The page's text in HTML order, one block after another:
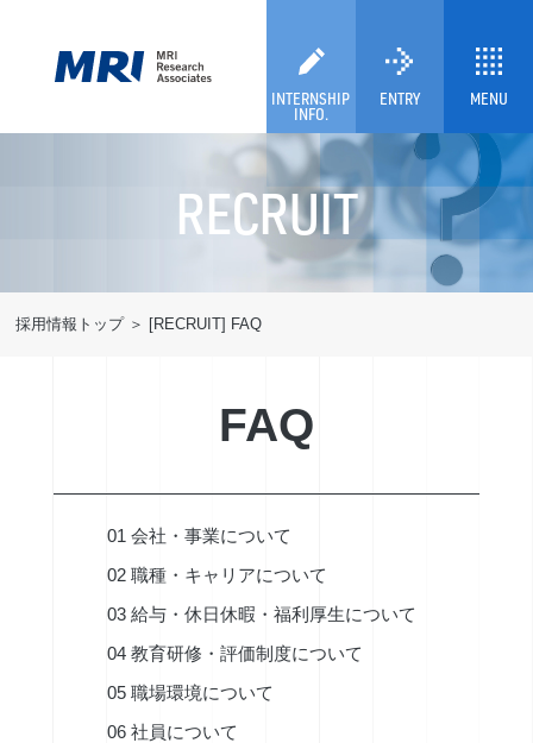
INTERNSHIP
INFO.
ENTRY MENU
RECRUIT
採用情報トップ [RECRUIT] FAQ
FAQ
01 会社・事業について
02 職種・キャリアについて
03 給与・休日休暇・福利厚生について
04 教育研修・評価制度について
05 職場環境について
06 社員について